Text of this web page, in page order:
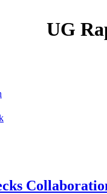
UG